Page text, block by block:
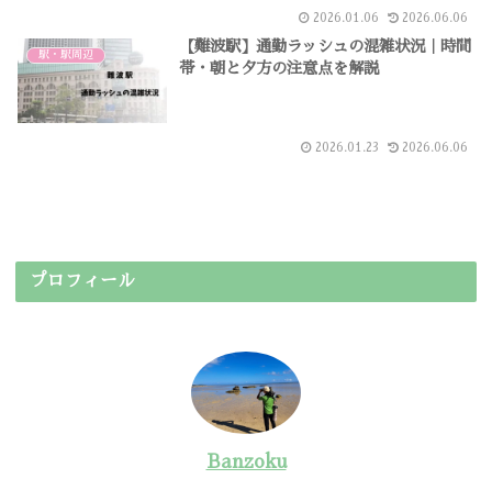
2026.01.06 2026.06.06
駅・駅周辺
【難波駅】通勤ラッシュの混雑状況｜時間
帯・朝と夕方の注意点を解説
2026.01.23 2026.06.06
プロフィール
Banzoku